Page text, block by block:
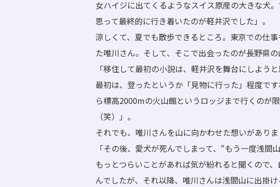
女ハイジに出てくるようなスイス原産の大きな犬
思って最終的に行き着いたのが軽井沢でした」。
涼しくて、夏でも散歩できるところ。東京での仕
た唯川さん。そして、そこで出会ったのが長野県
「移住して最初の小説は、軽井沢を舞台にしよう
最初は、登ったというか「見物に行った」程度で
ら標高2000mの火山館というロッジまで行くのが
（笑）」。
それでも、唯川さんを山に向かわせた想いがありま
「その後、愛犬が死んでしまって、“もう一度浅
もっとつらいことがあれば気が紛れると聞くので
んでしたが、それ以降、唯川さんは浅間山に出掛